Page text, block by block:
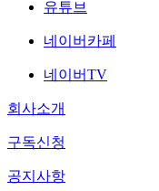
유튜브
네이버카페
네이버TV
회사소개
구독신청
공지사항